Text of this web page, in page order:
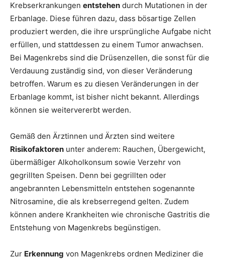
Krebserkrankungen entstehen durch Mutationen in der
Erbanlage. Diese führen dazu, dass bösartige Zellen
produziert werden, die ihre ursprüngliche Aufgabe nicht
erfüllen, und stattdessen zu einem Tumor anwachsen.
Bei Magenkrebs sind die Drüsenzellen, die sonst für die
Verdauung zuständig sind, von dieser Veränderung
betroffen. Warum es zu diesen Veränderungen in der
Erbanlage kommt, ist bisher nicht bekannt. Allerdings
können sie weitervererbt werden.
Gemäß den Ärztinnen und Ärzten sind weitere
Risikofaktoren unter anderem: Rauchen, Übergewicht,
übermäßiger Alkoholkonsum sowie Verzehr von
gegrillten Speisen. Denn bei gegrillten oder
angebrannten Lebensmitteln entstehen sogenannte
Nitrosamine, die als krebserregend gelten. Zudem
können andere Krankheiten wie chronische Gastritis die
Entstehung von Magenkrebs begünstigen.
Zur Erkennung von Magenkrebs ordnen Mediziner die